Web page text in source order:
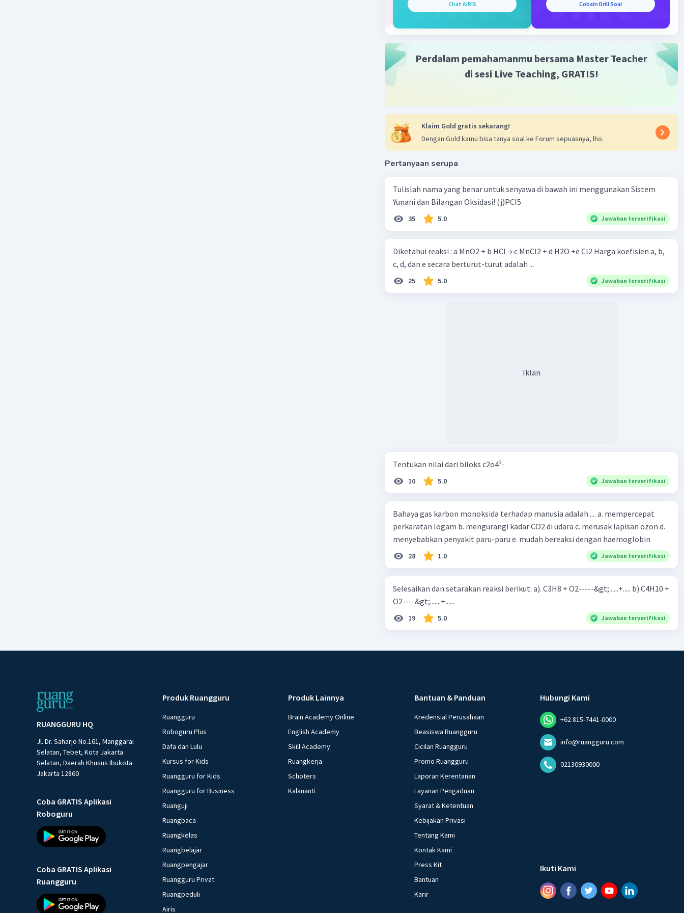
Chat AiRIS Cobain Drill Soal
Perdalam pemahamanmu bersama Master Teacher
di sesi Live Teaching, GRATIS!
Klaim Gold gratis sekarang!
Dengan Gold kamu bisa tanya soal ke Forum sepuasnya, lho.
Pertanyaan serupa
Tulislah nama yang benar untuk senyawa di bawah ini menggunakan Sistem
Yunani dan Bilangan Oksidasi! (j)PCI5
35 5.0 Jawaban terverifikasi
Diketahui reaksi : a MnO2 + b HCl → c MnCl2 + d H2O +e Cl2 Harga koefisien a, b,
c, d, dan e secara berturut-turut adalah ...
25 5.0 Jawaban terverifikasi
Iklan
Tentukan nilai dari biloks c2o4²-
10 5.0 Jawaban terverifikasi
Bahaya gas karbon monoksida terhadap manusia adalah .... a. mempercepat
perkaratan logam b. mengurangi kadar CO2 di udara c. merusak lapisan ozon d.
menyebabkan penyakit paru-paru e. mudah bereaksi dengan haemoglobin
28 1.0 Jawaban terverifikasi
Selesaikan dan setarakan reaksi berikut: a). C3H8 + O2-----&gt; .....+..... b).C4H10 +
O2----&gt;.......+......
19 5.0 Jawaban terverifikasi
RUANGGURU HQ
Jl. Dr. Saharjo No.161, Manggarai
Selatan, Tebet, Kota Jakarta
Selatan, Daerah Khusus Ibukota
Jakarta 12860
Coba GRATIS Aplikasi
Roboguru
Coba GRATIS Aplikasi
Ruangguru
Produk Ruangguru
Ruangguru
Roboguru Plus
Dafa dan Lulu
Kursus for Kids
Ruangguru for Kids
Ruangguru for Business
Ruanguji
Ruangbaca
Ruangkelas
Ruangbelajar
Ruangpengajar
Ruangguru Privat
Ruangpeduli
Airis
Produk Lainnya
Brain Academy Online
English Academy
Skill Academy
Ruangkerja
Schoters
Kalananti
Bantuan & Panduan
Kredensial Perusahaan
Beasiswa Ruangguru
Cicilan Ruangguru
Promo Ruangguru
Laporan Kerentanan
Layanan Pengaduan
Syarat & Ketentuan
Kebijakan Privasi
Tentang Kami
Kontak Kami
Press Kit
Bantuan
Karir
Hubungi Kami
+62 815-7441-0000
info@ruangguru.com
02130930000
Ikuti Kami